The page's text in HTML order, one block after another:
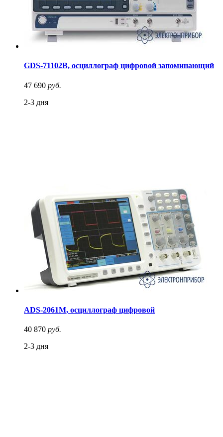
GDS-71102B, осциллограф цифровой запоминающий
47 690 руб.
2-3 дня
ADS-2061M, осциллограф цифровой
40 870 руб.
2-3 дня